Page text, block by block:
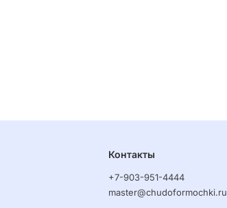
Контакты
+7-903-951-4444
master@chudoformochki.ru